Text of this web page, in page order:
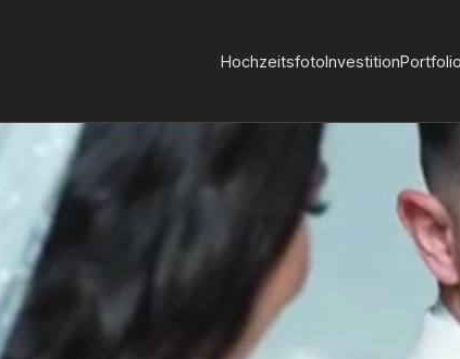
HochzeitsfotoInvestitionPortfolio